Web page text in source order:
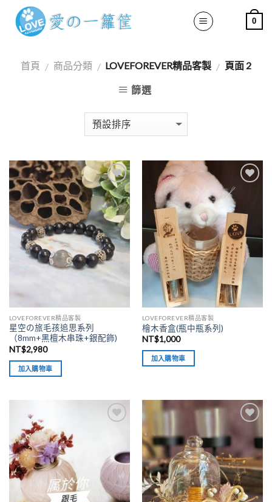
content
0
首頁 / 商品分類 / LOVEFOREVER精品客製 / 頁面 2
篩選
加入
「願
望清
單」
LOVEFOREVER精品客製
星空の旅毛孩追思系列
（8mm+黑檀木串珠+銀配飾)
NT$2,980
加入購物車
單」
LOVEFOREVER精品客製
檜木香盒(瓶中瓶系列)
NT$1,000
加入購物車
單」
「願
望清
單」